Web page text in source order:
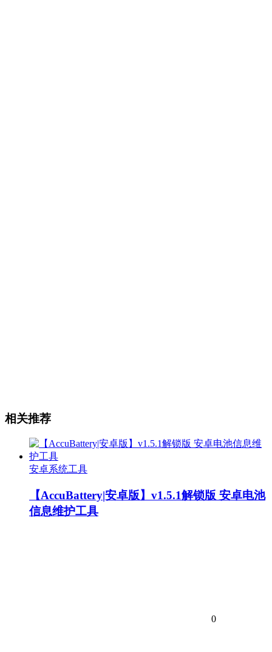
相关推荐
安卓系统工具
【AccuBattery|安卓版】v1.5.1解锁版 安卓电池
信息维护工具
0